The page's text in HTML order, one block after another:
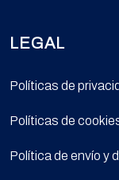
LEGAL
Políticas de
Políticas de
Política de envío y